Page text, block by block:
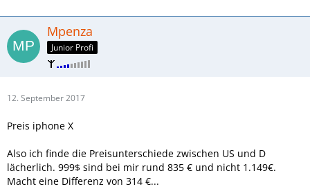
Mpenza
Junior Profi
12. September 2017
Preis iphone X
Also ich finde die Preisunterschiede zwischen US und D
lächerlich. 999$ sind bei mir rund 835 € und nicht 1.149€.
Macht eine Differenz von 314 €...